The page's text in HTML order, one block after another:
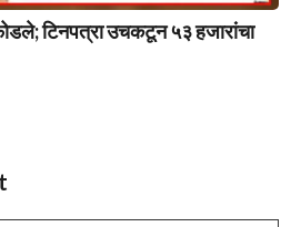
टिनपत्रा उचकटून ५३ हजारांचा